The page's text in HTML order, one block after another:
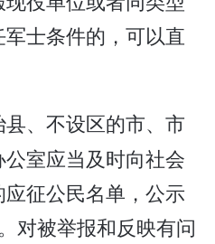
士条件的，可以直
、不设区的市、市
室应当及时向社会
征公民名单，公示
对被举报和反映有问